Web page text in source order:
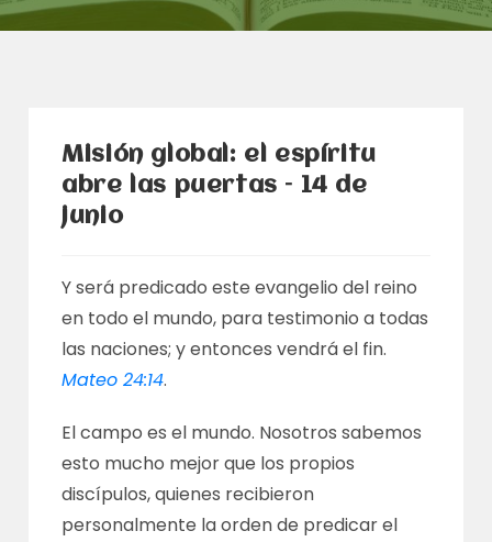
Misión global: el espíritu
abre las puertas – 14 de
junio
Y será predicado este evangelio del reino
en todo el mundo, para testimonio a todas
las naciones; y entonces vendrá el fin.
Mateo 24:14.
El campo es el mundo. Nosotros sabemos
esto mucho mejor que los propios
discípulos, quienes recibieron
personalmente la orden de predicar el